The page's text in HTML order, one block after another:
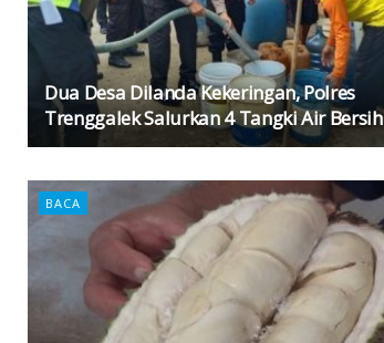
Dua Desa Dilanda Kekeringan, Polres
Trenggalek Salurkan 4 Tangki Air Bersih
BACA